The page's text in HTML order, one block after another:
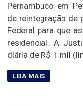
Pernambuco em
de reintegração de
Federal para que
residencial. A
diária de R$ 1 mil